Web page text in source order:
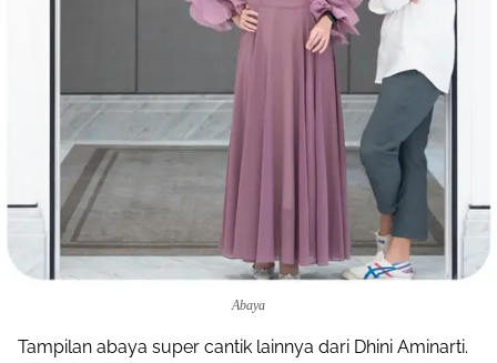
Abaya
Tampilan abaya super cantik lainnya dari Dhini Aminarti.